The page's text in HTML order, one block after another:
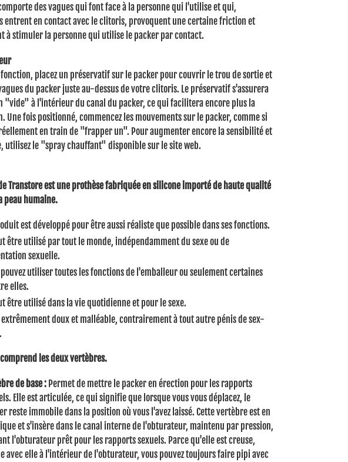
des vagues qui font face à la personne qui l'utilise et qui,
entrent en contact avec le clitoris, provoquent une certaine friction et
à stimuler la personne qui utilise le packer par contact.
fonction, placez un préservatif sur le packer pour couvrir le trou de sortie et
du packer juste au-dessus de votre clitoris. Le préservatif s'assurera
"vide" à l'intérieur du canal du packer, ce qui facilitera encore plus la
Une fois positionné, commencez les mouvements sur le packer, comme si
en train de "frapper un". Pour augmenter encore la sensibilité et
utilisez le "spray chauffant" disponible sur le site web.
Transtore est une prothèse fabriquée en silicone importé de haute qualité
peau humaine.
est développé pour être aussi réaliste que possible dans ses fonctions.
être utilisé par tout le monde, indépendamment du sexe ou de
sexuelle.
pouvez utiliser toutes les fonctions de l'emballeur ou seulement certaines
elles.
être utilisé dans la vie quotidienne et pour le sexe.
extrêmement doux et malléable, contrairement à tout autre pénis de sex-
les deux vertèbres.
de base : Permet de mettre le packer en érection pour les rapports
Elle est articulée, ce qui signifie que lorsque vous vous déplacez, le
reste immobile dans la position où vous l'avez laissé. Cette vertèbre est en
et s'insère dans le canal interne de l'obturateur, maintenu par pression,
l'obturateur prêt pour les rapports sexuels. Parce qu'elle est creuse,
avec elle à l'intérieur de l'obturateur, vous pouvez toujours faire pipi avec